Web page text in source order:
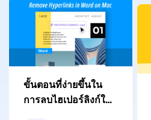
ขั้นตอนที่ง่ายขึ้นใน
การลบไฮเปอร์ลิงก์ใน